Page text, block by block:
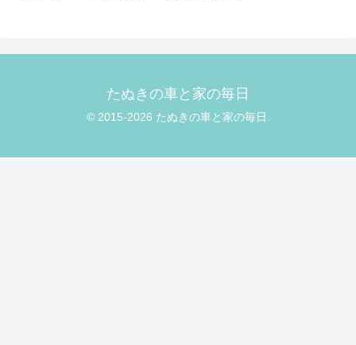
たぬきの車と家の毎日
© 2015-2026 たぬきの車と家の毎日.